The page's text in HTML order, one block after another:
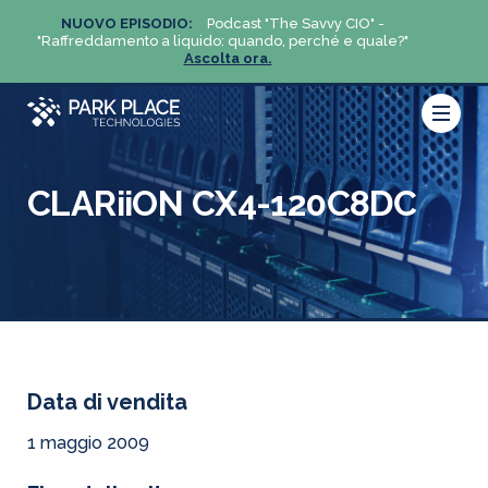
NUOVO EPISODIO:
Podcast "The Savvy CIO" -
"Raffreddamento a liquido: quando, perché e quale?"
Ascolta ora.
CLARiiON CX4-120C8DC
Data di vendita
1 maggio 2009